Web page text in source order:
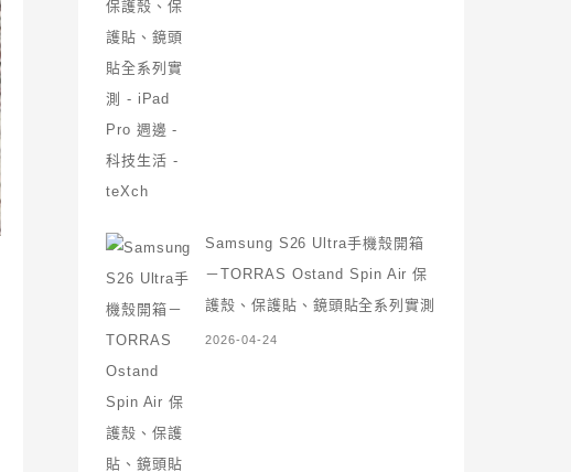
Samsung S26 Ultra手機殼開箱
－TORRAS Ostand Spin Air 保
護殼、保護貼、鏡頭貼全系列實測
2026-04-24